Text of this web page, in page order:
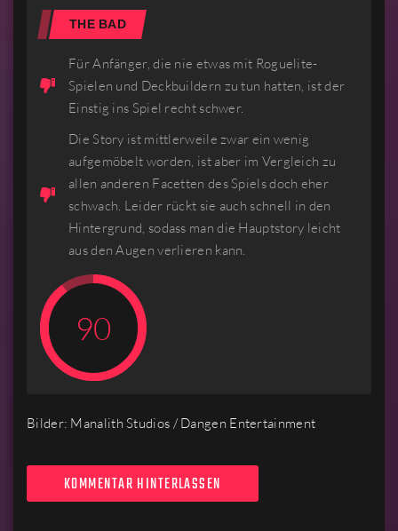
THE BAD
Für Anfänger, die nie etwas mit Roguelite-
Spielen und Deckbuildern zu tun hatten, ist der
Einstig ins Spiel recht schwer.
Die Story ist mittlerweile zwar ein wenig
aufgemöbelt worden, ist aber im Vergleich zu
allen anderen Facetten des Spiels doch eher
schwach. Leider rückt sie auch schnell in den
Hintergrund, sodass man die Hauptstory leicht
aus den Augen verlieren kann.
90
Bilder: Manalith Studios / Dangen Entertainment
KOMMENTAR HINTERLASSEN